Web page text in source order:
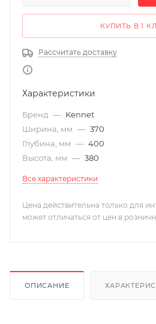
КУПИТЬ В 1
Рассчитать доставку
Характеристики
Бренд — Kennet
Ширина, мм — 370
Глубина, мм — 400
Высота, мм — 380
Все характеристики
Цена действительна только для
может отличаться от цен в
ОПИСАНИЕ